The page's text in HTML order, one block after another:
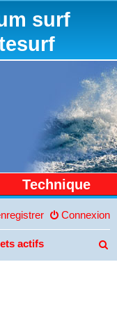
surf
Technique
Connexion
actifs